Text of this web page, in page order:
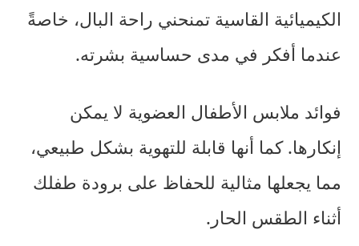
الكيميائية القاسية تمنحني راحة البال، خاصةً
عندما أفكر في مدى حساسية بشرته.
فوائد ملابس الأطفال العضوية لا يمكن
إنكارها. كما أنها قابلة للتهوية بشكل طبيعي،
مما يجعلها مثالية للحفاظ على برودة طفلك
أثناء الطقس الحار.